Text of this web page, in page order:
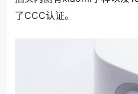
了CCC认证。